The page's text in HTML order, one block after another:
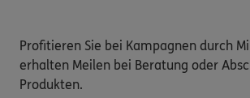
Profitieren Sie bei Kampagnen durch
erhalten Meilen bei Beratung oder
Produkten.